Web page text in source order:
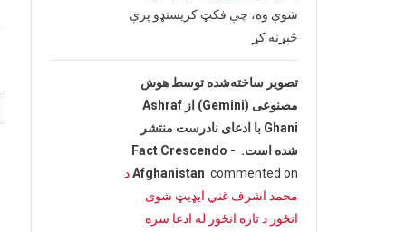
شوې وه، چې فکټ کریسنډو پرې
څېړنه کړ
تصویر ساخته‌شده توسط هوش
مصنوعی (Gemini) از Ashraf
Ghani با ادعای نادرست منتشر
شده است. - Fact Crescendo
Afghanistan commented on
د
محمد اشرف غني ایډیټ شوی
انځور د تازه انځور له ادعا سره